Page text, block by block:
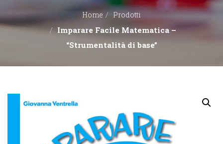
EDITORI
Home Prodotti
Imparare Facile Matematica –
“Strumentalità di base”